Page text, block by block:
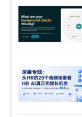
奖 （仅限企业参与
业参与） 参与提名：9月1日-9月30日 内部评审阶段： 9月30日-10月
11日 公开投票阶
https://
44BF669E0D32 评选流程： 评选提名-案例提
内部评审-公开投